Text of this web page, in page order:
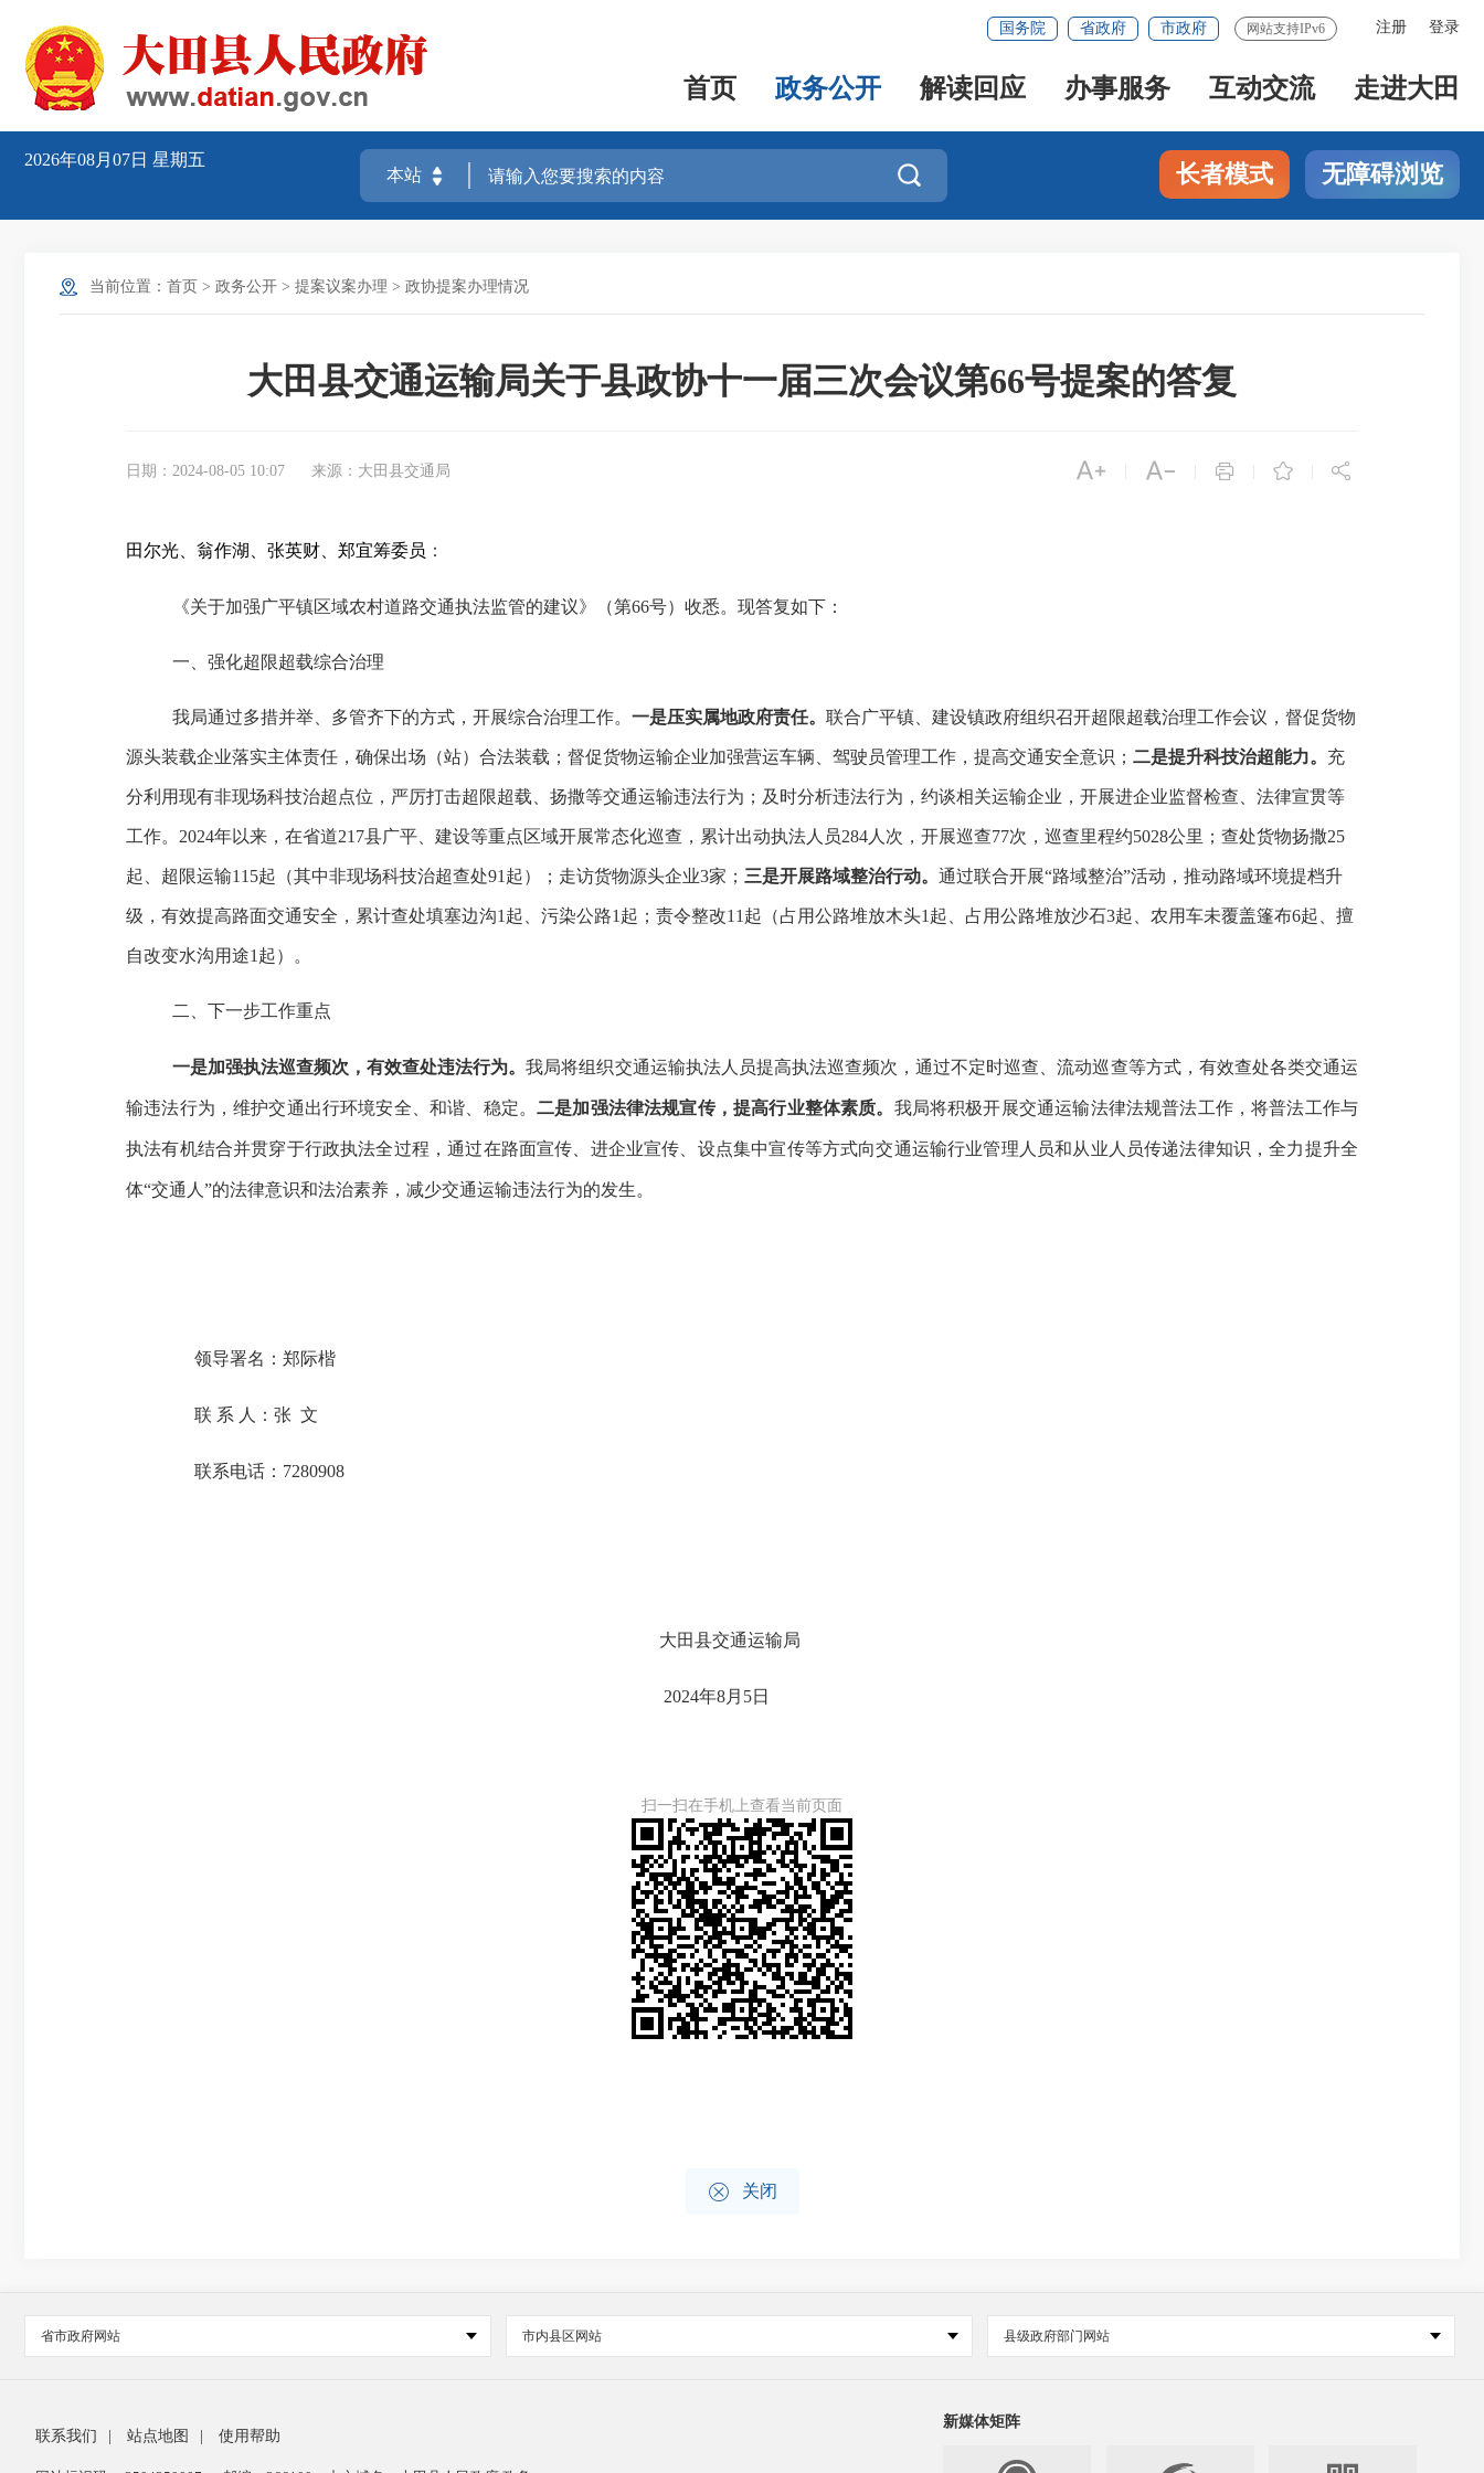
注册 登录
国务院 省政府 市政府 网站支持IPv6
首页 政务公开 解读回应 办事服务 互动交流 走进大田
2026年08月07日 星期五
 长者模式 无障碍浏览
当前位置： 首页 > 政务公开 > 提案议案办理 > 政协提案办理情况
大田县交通运输局关于县政协十一届三次会议第66号提案的答复
日期：2024-08-05 10:07 来源：大田县交通局     
田尔光 翁作湖 张英财 郑宜筹委员 ：
《关于加强广平镇区域农村道路交通执法监管的建议》（第66号）收悉。 现答复如下：
一、 强化超限超载综合治理
我局通过多措并举、多管齐下的方式，开展综合治理工作。 一是压实属地政府责任。 联合广平镇、建设镇政府组织召开超限超载治理工作会议，督促货物
源头装载企业落实主体责任，确保出场（站）合法装载；督促货物运输企业加强营运车辆、驾驶员管理工作，提高交通安全意识； 二是提升科技治超能力。 充
分利用现有非现场科技治超点位，严厉打击超限超载、扬撒等交通运输违法行为；及时分析违法行为，约谈相关运输企业，开展进企业监督检查、法律宣贯等
工作。 2024年以来，在省道217县广平、建设等重点区域开展常态化巡查，累计出动执法人员284人次，开展巡查77次，巡查里程约5028公里；查处货物扬撒25
起、超限运输115起（其中非现场科技治超查处91起）；走访货物源头企业3家 ； 三是开展路域整治行动。 通过联合开展“路域整治”活动，推动路域环境提档升
级，有效提高路面交通安全，累计查处填塞边沟1起、污染公路1起；责令整改11起（占用公路堆放木头1起、占用公路堆放沙石3起、农用车未覆盖篷布6起、擅
自改变水沟用途1起）。
二、 下一步工作重点
一是加强执法巡查频次，有效查处违法行为。我局将组织交通运输执法人员提高执法巡查频次，通过不定时巡查、流动巡查等方式，有效查处各类交通运
输违法行为，维护交通出行环境安全、和谐、稳定。二是加强法律法规宣传，提高行业整体素质。 我局将积极开展交通运输法律法规普法工作，将普法工作与
执法有机结合并贯穿于行政执法全过程，通过在路面宣传、进企业宣传、设点集中宣传等方式向交通运输行业管理人员和从业人员传递法律知识，全力提升全
体“交通人”的法律意识和法治素养，减少交通运输违法行为的发生。
领导署名：郑际楷
联 系 人：张 文
联系电话： 7280908
大田县交通运输局
2024年8月 5日
扫一扫在手机上查看当前页面
 关闭
省市政府网站 市内县区网站 县级政府部门网站
联系我们 站点地图 使用帮助
新媒体矩阵